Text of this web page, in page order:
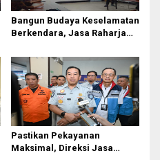
Bangun Budaya Keselamatan
Berkendara, Jasa Raharja
Pasifik Medan Industri
Pastikan Pekayanan
Maksimal, Direksi Jasa